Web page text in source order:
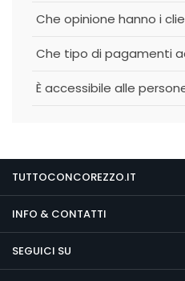
Che opinione hanno i
Che tipo di pagamenti
È accessibile alle
TUTTOCONCOREZZO.IT
INFO & CONTATTI
SEGUICI SU